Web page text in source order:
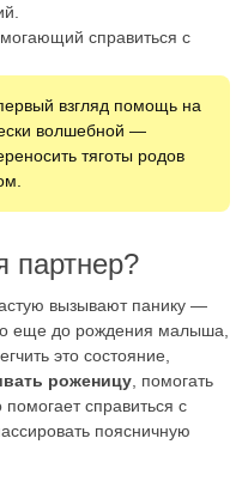
справиться с
взгляд помощь на
волшебной —
тяготы родов
партнер?
вызывают панику —
еще до рождения малыша,
это состояние,
роженицу , помогать
справиться с
поясничную